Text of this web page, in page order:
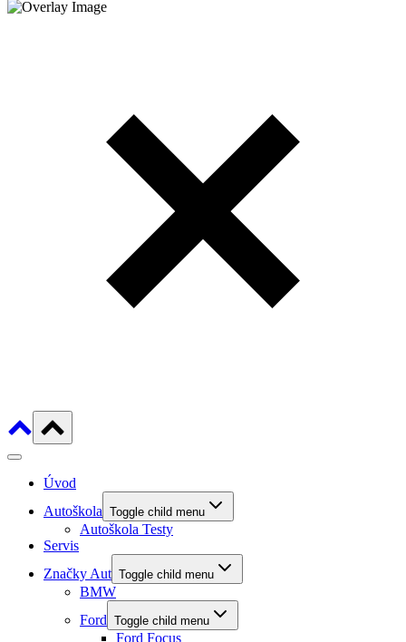
Úvod
Autoškola Toggle child menu
Autoškola Testy
Servis
Značky Aut Toggle child menu
BMW
Ford Toggle child menu
Ford Focus